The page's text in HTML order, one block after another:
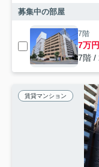
募集中の部屋
7階
7万円
7階 /
賃貸マンション